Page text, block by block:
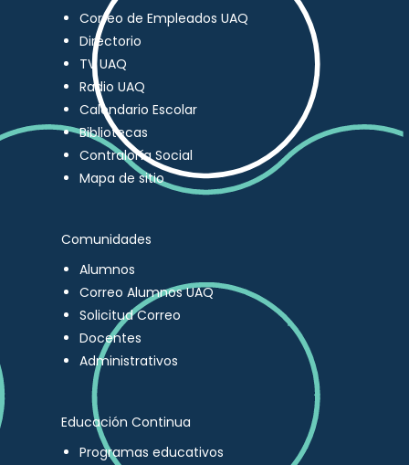
Correo de Empleados UAQ
Directorio
TV UAQ
Radio UAQ
Calendario Escolar
Bibliotecas
Contraloría Social
Mapa de sitio
Comunidades
Alumnos
Correo Alumnos UAQ
Solicitud Correo
Docentes
Administrativos
Educación Continua
Programas educativos